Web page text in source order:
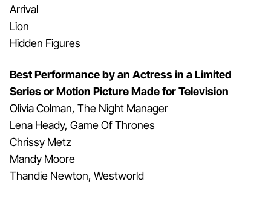
Arrival
Lion
Hidden Figures
Best Performance by an Actress in a Limited
Series or Motion Picture Made for Television
Olivia Colman, The Night Manager
Lena Heady, Game Of Thrones
Chrissy Metz
Mandy Moore
Thandie Newton, Westworld